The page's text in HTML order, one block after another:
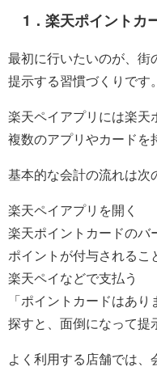
1．楽天ポイントカ
最初に行いたいのが、街
提示する習慣づくりです。
楽天ペイアプリには楽天
複数のアプリやカードを
基本的な会計の流れは次
楽天ペイアプリを開く
楽天ポイントカードのバ
ポイントが付与されるこ
楽天ペイなどで支払う
「ポイントカードはあ
探すと、面倒になって提
よく利用する店舗では